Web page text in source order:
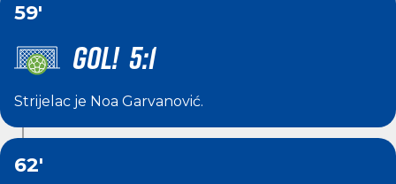
59'
GOL! 5:1
Strijelac je Noa Garvanović.
62'